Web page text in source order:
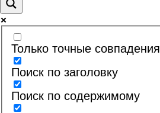
Только точные совпадения
Поиск по заголовку
Поиск по содержимому